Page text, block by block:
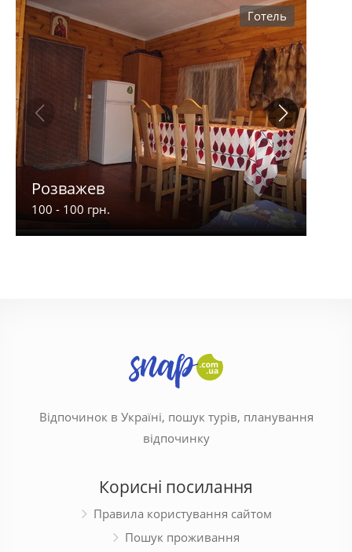
Готель
Розважев
100 - 100 грн.
Відпочинок в Україні, пошук турів, планування
відпочинку
Корисні посилання
Правила користування сайтом
Пошук проживання